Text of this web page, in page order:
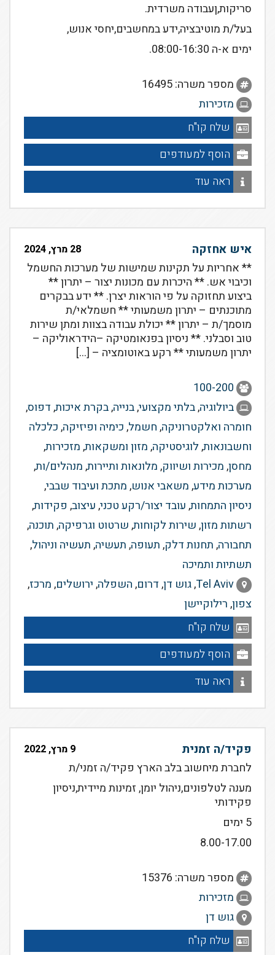
סריקות,ןעבודה משרדית.
בעל/ת מוטיבציה,ידע במחשבים,יחסי אנוש,
ימים א-ה 08:00-16:30.
מספר משרה: 16495
מזכירות
שלח קו"ח
הוסף למעודפים
ראה עוד
איש אחזקה 28 מרץ, 2024
** אחריות על תקינות שמישות של מערכות החשמל
וכיבוי אש. ** היכרות עם מכונות יצור – יתרון **
ביצוע תחזוקה על פי הוראות יצרן. ** ידע בבקרים
מתוכנתים – יתרון משמעותי ** חשמלאי/ת
מוסמך/ת – יתרון ** יכולת עבודה בצוות ומתן שירות
טוב וסבלני. ** ניסיון בפנאומטיקה –הידראוליקה –
יתרון משמעותי ** רקע באוטומציה – […]
100-200
ביולוגיה,בלתי מקצועי,בנייה,בקרת איכות,דפוס,
חומרה ואלקטרוניקה,חשמל,כימיה ופיזיקה,כלכלה
וחשבונאות,לוגיסטיקה,מזון ומשקאות,מזכירות,
מחסן,מכירות ושיווק,מלונאות ותיירות,מנהלים/ות,
מערכות מידע,משאבי אנוש,מתכת ועיבוד שבבי,
ניסיון התמחות,עובד יצור/רקע טכני,עיצוב, פקידות,
רשתות מזון,שירות לקוחות,שרטוט וגרפיקה,תוכנה,
תחבורה,תחנות דלק,תעופה,תעשיה,תעשיה וניהול,
תשתיות ותמיכה
Tel Aviv
,גוש דן,דרום,השפלה,ירושלים,מרכז,
צפון,רילוקיישן
שלח קו"ח
הוסף למעודפים
ראה עוד
פקיד/ה זמנית 9 מרץ, 2022
לחברת מיחשוב בלב הארץ פקיד/ה זמני/ת
מענה לטלפונים,ניהול יומן, זמינות מיידית,ניסיון
פקידותי
5 ימים
8.00-17.00
מספר משרה: 15376
מזכירות
גוש דן
שלח קו"ח